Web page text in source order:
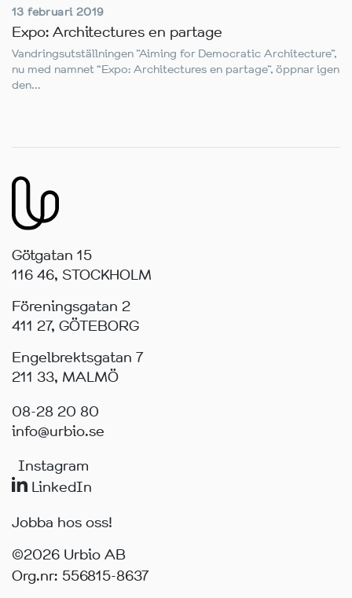
13 februari 2019
Expo: Architectures en partage
Vandringsutställningen ”Aiming for Democratic Architecture”,
nu med namnet “Expo: Architectures en partage”, öppnar igen
den...
Götgatan 15
116 46, STOCKHOLM
Föreningsgatan 2
411 27, GÖTEBORG
Engelbrektsgatan 7
211 33, MALMÖ
08-28 20 80
info@urbio.se
Instagram
LinkedIn
Jobba hos oss!
©2026 Urbio AB
Org.nr: 556815-8637